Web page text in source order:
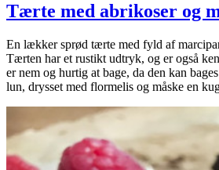
Tærte med abrikoser og
En lækker sprød tærte med fyld af
Tærten har et rustikt udtryk, og er også
er nem og hurtig at bage, da den kan
lun, drysset med flormelis og måske en